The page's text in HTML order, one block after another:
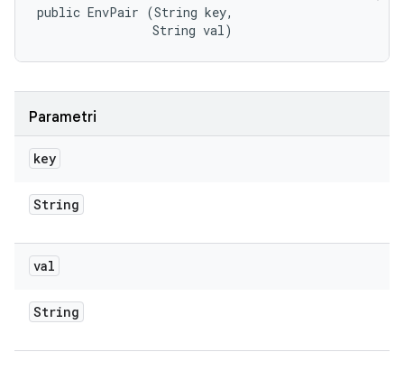
public EnvPair (String key,
                String val)
Parametri
key
String
val
String